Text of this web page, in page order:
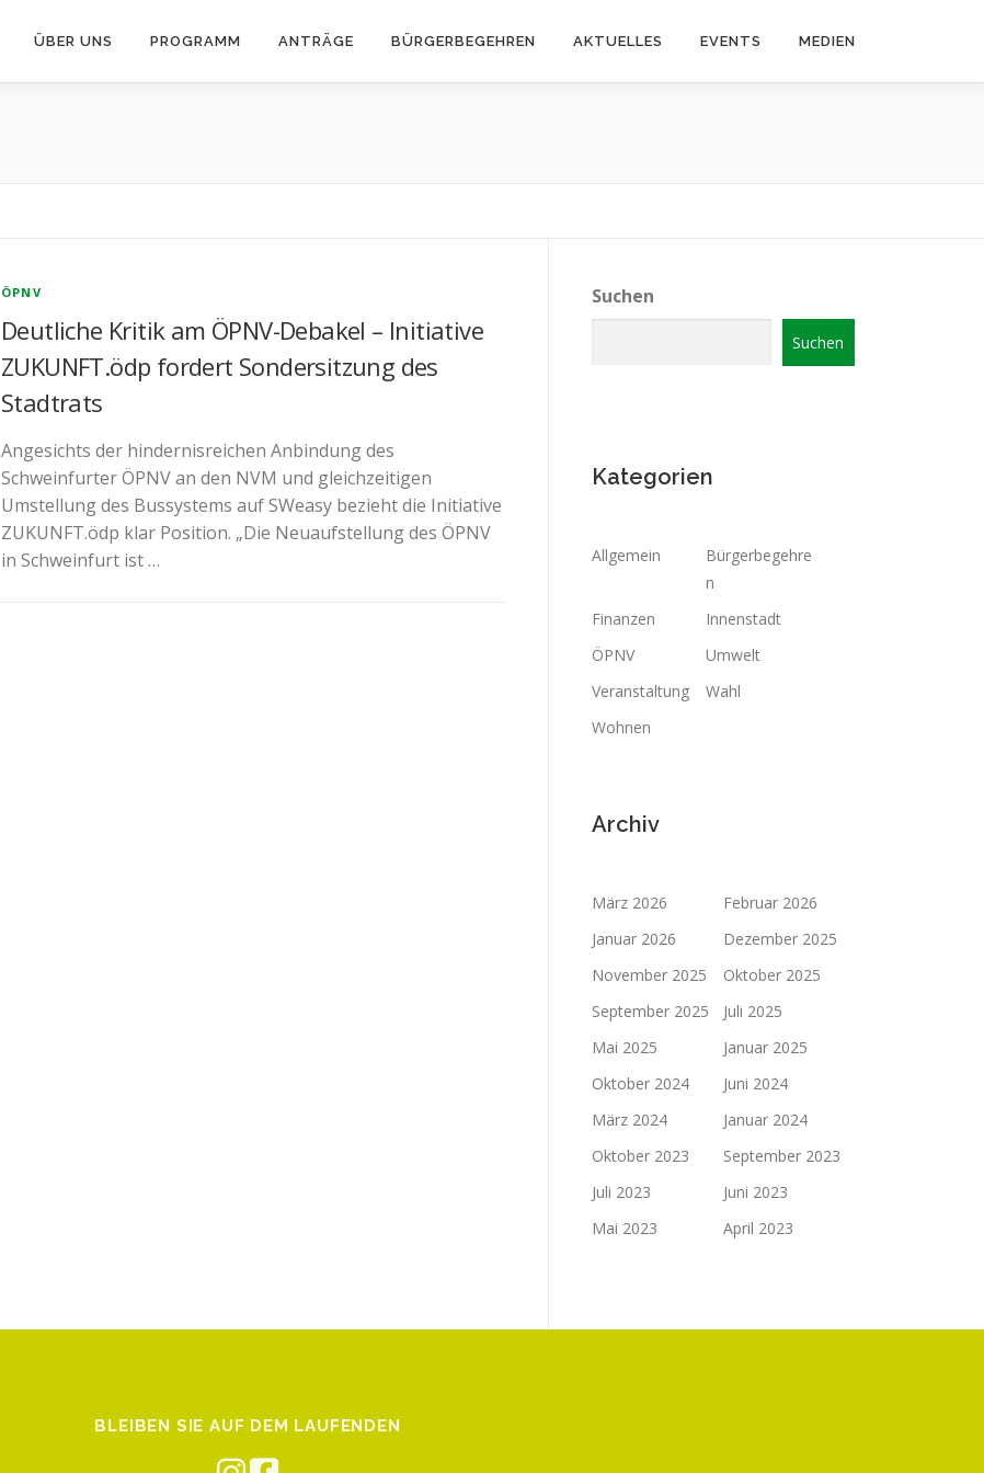
ÜBER UNS PROGRAMM ANTRÄGE BÜRGERBEGEHREN AKTUELLES EVENTS MEDIEN
ÖPNV
Deutliche Kritik am ÖPNV-Debakel – Initiative
ZUKUNFT.ödp fordert Sondersitzung des
Stadtrats
Angesichts der hindernisreichen Anbindung des
Schweinfurter ÖPNV an den NVM und gleichzeitigen
Umstellung des Bussystems auf SWeasy bezieht die Initiative
ZUKUNFT.ödp klar Position. „Die Neuaufstellung des ÖPNV
in Schweinfurt ist …
Suchen
Suchen
Kategorien
Allgemein
Bürgerbegehre
n
Finanzen
Innenstadt
ÖPNV
Umwelt
Veranstaltung
Wahl
Wohnen
Archiv
März 2026
Februar 2026
Januar 2026
Dezember 2025
November 2025
Oktober 2025
September 2025
Juli 2025
Mai 2025
Januar 2025
Oktober 2024
Juni 2024
März 2024
Januar 2024
Oktober 2023
September 2023
Juli 2023
Juni 2023
Mai 2023
April 2023
BLEIBEN SIE AUF DEM LAUFENDEN